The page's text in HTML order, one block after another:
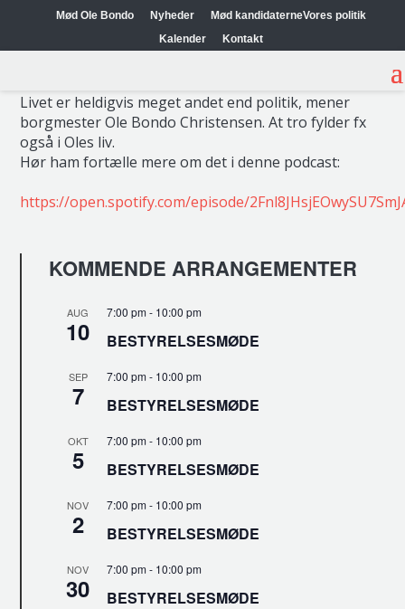
Mød Ole Bondo Nyheder Mød kandidaterneVores politik
Kalender
Kontakt
HØR OLE BONDO OM TRO
Livet er heldigvis meget andet end politik, mener
borgmester Ole Bondo Christensen. At tro fylder fx
også i Oles liv.
Hør ham fortælle mere om det i denne podcast:
https://open.spotify.com/episode/
KOMMENDE ARRANGEMENTER
AUG
10
7:00 pm- 10:00 pm
BESTYRELSESMØDE
SEP
7
7:00 pm- 10:00 pm
BESTYRELSESMØDE
OKT
5
7:00 pm- 10:00 pm
BESTYRELSESMØDE
NOV
2
7:00 pm- 10:00 pm
BESTYRELSESMØDE
NOV
30
7:00 pm- 10:00 pm
BESTYRELSESMØDE